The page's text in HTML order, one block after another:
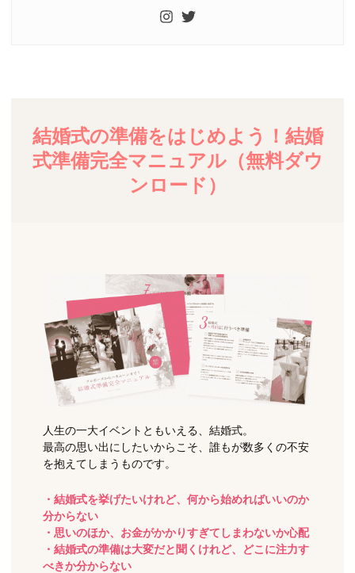
結婚式の準備をはじめよう！結婚
式準備完全マニュアル（無料ダウ
ンロード）
人生の一大イベントともいえる、結婚式。
最高の思い出にしたいからこそ、誰もが数多くの不安
を抱えてしまうものです。
・結婚式を挙げたいけれど、何から始めればいいのか
分からない
・思いのほか、お金がかかりすぎてしまわないか心配
・結婚式の準備は大変だと聞くけれど、どこに注力す
べきか分からない